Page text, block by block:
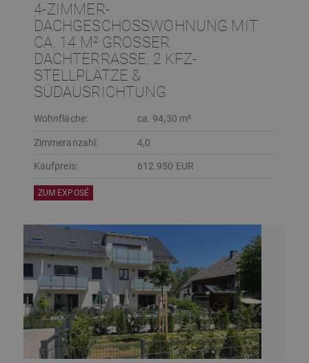
4-ZIMMER-
DACHGESCHOSSWOHNUNG MIT
CA. 14 M² GROSSER D
ACHTERRASSE, 2 KFZ-S
TELLPLÄTZE & S
ÜDAUSRICHTUNG
Wohnfläche: ca. 94,30 m²
Zimmeranzahl: 4,0
Kaufpreis: 612.950 EUR
ZUM EXPOSÉ